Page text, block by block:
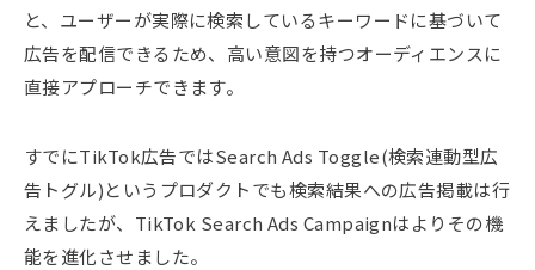
と、ユーザーが実際に検索しているキーワードに基づいて
広告を配信できるため、高い意図を持つオーディエンスに
直接アプローチできます。
すでにTikTok広告ではSearch Ads Toggle(検索連動型広
告トグル)というプロダクトでも検索結果への広告掲載は行
えましたが、TikTok Search Ads Campaignはよりその機
能を進化させました。